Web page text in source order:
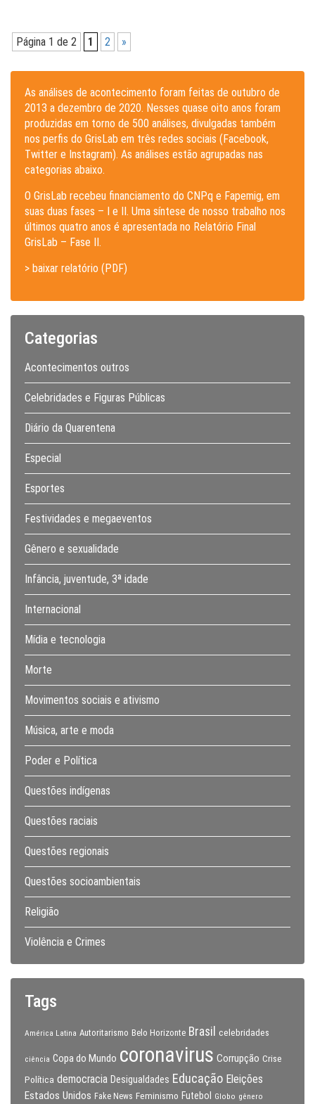
Página 1 de 2 1 2 »
As análises de acontecimento foram feitas de outubro de
2013 a dezembro de 2020. Nesses quase oito anos foram
produzidas em torno de 500 análises, divulgadas também
nos perfis do GrisLab em três redes sociais (Facebook,
Twitter e Instagram). As análises estão agrupadas nas
categorias abaixo.
O GrisLab recebeu financiamento do CNPq e Fapemig, em
suas duas fases – I e II. Uma síntese de nosso trabalho nos
últimos quatro anos é apresentada no Relatório Final
GrisLab – Fase II.
> baixar relatório (PDF)
Categorias
Acontecimentos outros
Celebridades e Figuras Públicas
Diário da Quarentena
Especial
Esportes
Festividades e megaeventos
Gênero e sexualidade
Infância, juventude, 3ª idade
Internacional
Mídia e tecnologia
Morte
Movimentos sociais e ativismo
Música, arte e moda
Poder e Política
Questões indígenas
Questões raciais
Questões regionais
Questões socioambientais
Religião
Violência e Crimes
Tags
América Latina Autoritarismo Belo Horizonte Brasil celebridades
ciência Copa do Mundo coronavirus Corrupção Crise
Política democracia Desigualdades Educação Eleições
Estados Unidos Fake News Feminismo Futebol Globo gênero